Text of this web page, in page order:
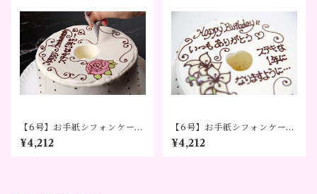
【6号】お手紙シフォンケー
キ バラ ～気持ちをかたちに
～
¥4,212
【6号】お手紙シフォンケー
キ カサブランカ ～気持ちを
かたちに～
¥4,212